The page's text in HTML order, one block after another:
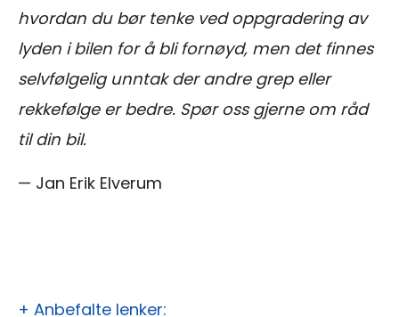
hvordan du bør tenke ved oppgradering av
lyden i bilen for å bli fornøyd, men det finnes
selvfølgelig unntak der andre grep eller
rekkefølge er bedre. Spør oss gjerne om råd
til din bil.
— Jan Erik Elverum
+ Anbefalte lenker: